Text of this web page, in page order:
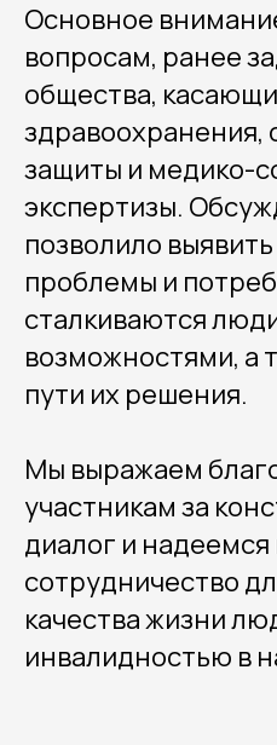
Основное
вопросам, ранее
общества,
здравоохранения,
защиты и медико-
экспертизы.
позволило
проблемы и
сталкиваются
возможностями, а
пути их решения.
Мы выражаем
участникам за
диалог и
сотрудничество
качества жизни
инвалидностью в